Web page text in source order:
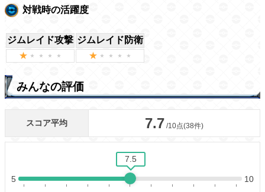
対戦時の活躍度
ジムレイド攻撃 ジムレイド防衛
みんなの評価